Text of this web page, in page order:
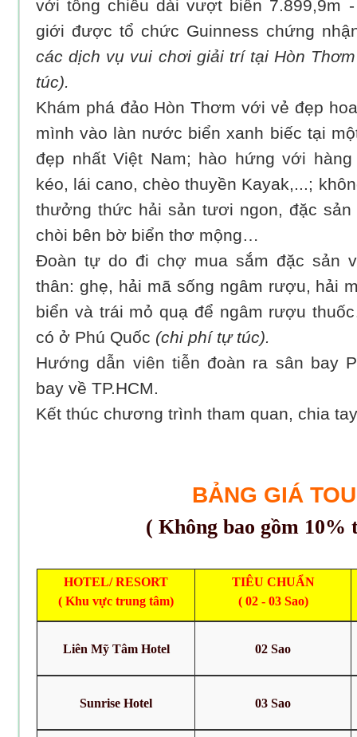
với tổng chiều dài vượt biển 7.899,9m
giới được tổ chức Guinness chứng
các dịch vụ vui chơi giải trí tại Hòn
túc).
Khám phá đảo Hòn Thơm với vẻ đẹp
mình vào làn nước biển xanh biếc tại
đẹp nhất Việt Nam; hào hứng với
kéo, lái cano, chèo thuyền Kayak,...;
thưởng thức hải sản tươi ngon, đặc sản
chòi bên bờ biển thơ mộng…
Đoàn tự do đi chợ mua sắm đặc sản
thân: ghẹ, hải mã sống ngâm rượu, hải
biển và trái mỏ quạ để ngâm rượu
có ở Phú Quốc (chi phí tự túc).
Hướng dẫn viên tiễn đoàn ra sân bay
bay về TP.HCM.
Kết thúc chương trình tham quan, chia
BẢNG GIÁ
( Không bao gồm 10%
HOTEL/ RESORT
( Khu vực trung tâm)
TIÊU CHUẨN
( 02 -03 Sao)
Liên Mỹ Tâm Hotel 02 Sao
Sunrise Hotel 03 Sao